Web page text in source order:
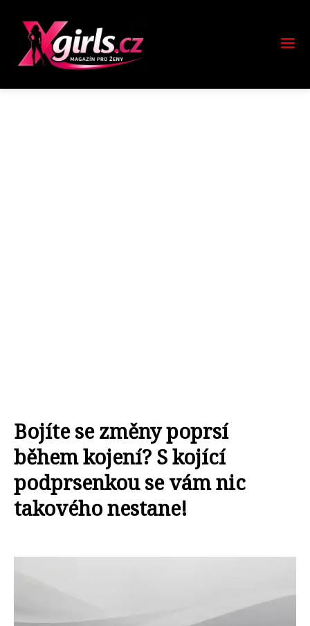
Bojíte se změny poprsí
během kojení? S kojící
podprsenkou se vám nic
takového nestane!